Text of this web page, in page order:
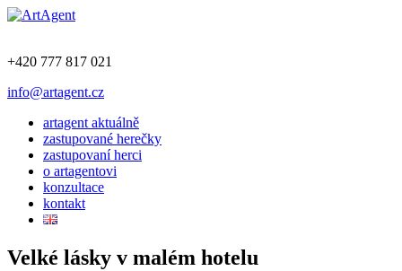
+420 777 817 021
info@artagent.cz
artagent aktuálně
zastupované herečky
zastupovaní herci
o artagentovi
konzultace
kontakt
Velké lásky v malém hotelu